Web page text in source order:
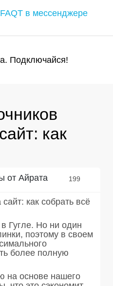
Подключайся!
как
от Айрата 199
как собрать всё
Гугле. Но ни один
поэтому в своем
более полную
на основе нашего